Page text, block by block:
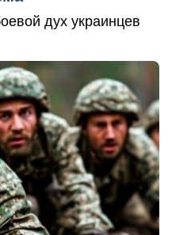
дух украинцев